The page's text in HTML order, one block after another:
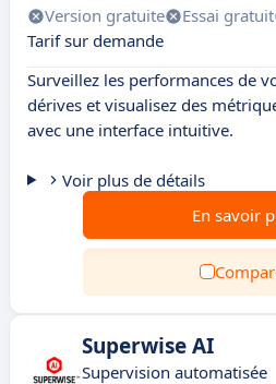
Version gratuite Essai gratuit
Tarif sur demande
Surveillez les performances de
dérives et visualisez des
avec une interface intuitive.
Voir plus de détails
En savoir
Superwise AI
Supervision automatisée